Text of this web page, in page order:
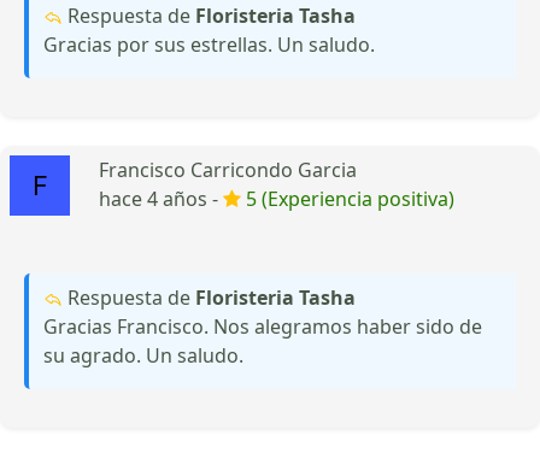
Respuesta de Floristeria Tasha
Gracias por sus estrellas. Un saludo.
Francisco Carricondo Garcia
hace 4 años -
5 (Experiencia positiva)
Respuesta de Floristeria Tasha
Gracias Francisco. Nos alegramos haber sido de
su agrado. Un saludo.